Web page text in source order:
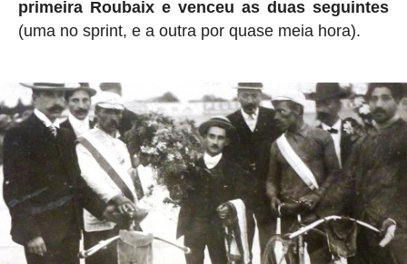
primeira Roubaix e venceu as duas seguintes
(uma no sprint, e a outra por quase meia hora).